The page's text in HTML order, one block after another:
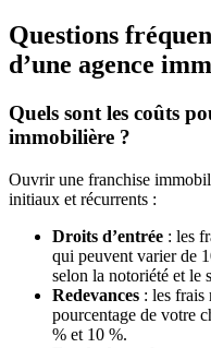
Questions
d’une agence
Quels sont les coûts
immobilière ?
Ouvrir une franchise
initiaux et récurrents :
Droits d’entrée : les
qui peuvent varier de
selon la notoriété et le
Redevances : les frais
pourcentage de votre
% et 10 %.